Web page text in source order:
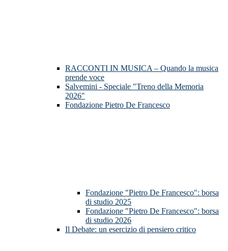
RACCONTI IN MUSICA – Quando la musica
prende voce
Salvemini - Speciale "Treno della Memoria
2026"
Fondazione Pietro De Francesco
Fondazione "Pietro De Francesco": borsa
di studio 2025
Fondazione "Pietro De Francesco": borsa
di studio 2026
Il Debate: un esercizio di pensiero critico